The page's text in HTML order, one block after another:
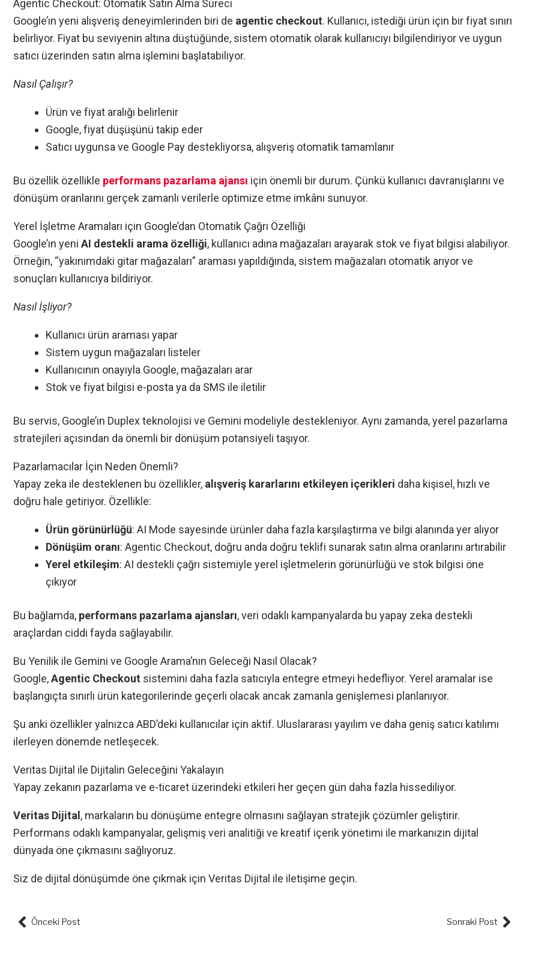
Agentic Checkout: Otomatik Satın Alma Süreci
Google’ın yeni alışveriş deneyimlerinden biri de agentic checkout. Kullanıcı, istediği ürün için bir fiyat sınırı
belirliyor. Fiyat bu seviyenin altına düştüğünde, sistem otomatik olarak kullanıcıyı bilgilendiriyor ve uygun
satıcı üzerinden satın alma işlemini başlatabiliyor.
Nasıl Çalışır?
Ürün ve fiyat aralığı belirlenir
Google, fiyat düşüşünü takip eder
Satıcı uygunsa ve Google Pay destekliyorsa, alışveriş otomatik tamamlanır
Bu özellik özellikle performans pazarlama ajansı için önemli bir durum. Çünkü kullanıcı davranışlarını ve
dönüşüm oranlarını gerçek zamanlı verilerle optimize etme imkânı sunuyor.
Yerel İşletme Aramaları için Google’dan Otomatik Çağrı Özelliği
Google’ın yeni AI destekli arama özelliği, kullanıcı adına mağazaları arayarak stok ve fiyat bilgisi alabiliyor.
Örneğin, “yakınımdaki gitar mağazaları” araması yapıldığında, sistem mağazaları otomatik arıyor ve
sonuçları kullanıcıya bildiriyor.
Nasıl İşliyor?
Kullanıcı ürün araması yapar
Sistem uygun mağazaları listeler
Kullanıcının onayıyla Google, mağazaları arar
Stok ve fiyat bilgisi e-posta ya da SMS ile iletilir
Bu servis, Google’ın Duplex teknolojisi ve Gemini modeliyle destekleniyor. Aynı zamanda, yerel pazarlama
stratejileri açısından da önemli bir dönüşüm potansiyeli taşıyor.
Pazarlamacılar İçin Neden Önemli?
Yapay zeka ile desteklenen bu özellikler, alışveriş kararlarını etkileyen içerikleri daha kişisel, hızlı ve
doğru hale getiriyor. Özellikle:
Ürün görünürlüğü: AI Mode sayesinde ürünler daha fazla karşılaştırma ve bilgi alanında yer alıyor
Dönüşüm oranı: Agentic Checkout, doğru anda doğru teklifi sunarak satın alma oranlarını artırabilir
Yerel etkileşim: AI destekli çağrı sistemiyle yerel işletmelerin görünürlüğü ve stok bilgisi öne
çıkıyor
Bu bağlamda, performans pazarlama ajansları, veri odaklı kampanyalarda bu yapay zeka destekli
araçlardan ciddi fayda sağlayabilir.
Bu Yenilik ile Gemini ve Google Arama’nın Geleceği Nasıl Olacak?
Google,Agentic Checkout sistemini daha fazla satıcıyla entegre etmeyi hedefliyor. Yerel aramalar ise
başlangıçta sınırlı ürün kategorilerinde geçerli olacak ancak zamanla genişlemesi planlanıyor.
Şu anki özellikler yalnızca ABD’deki kullanıcılar için aktif. Uluslararası yayılım ve daha geniş satıcı katılımı
ilerleyen dönemde netleşecek.
Veritas Dijital ile Dijitalin Geleceğini Yakalayın
Yapay zekanın pazarlama ve e-ticaret üzerindeki etkileri her geçen gün daha fazla hissediliyor.
Veritas Dijital , markaların bu dönüşüme entegre olmasını sağlayan stratejik çözümler geliştirir.
Performans odaklı kampanyalar, gelişmiş veri analitiği ve kreatif içerik yönetimi ile markanızın dijital
dünyada öne çıkmasını sağlıyoruz.
Siz de dijital dönüşümde öne çıkmak için Veritas Dijital ile iletişime geçin.
Prev
Önceki Post Sonraki Post Next